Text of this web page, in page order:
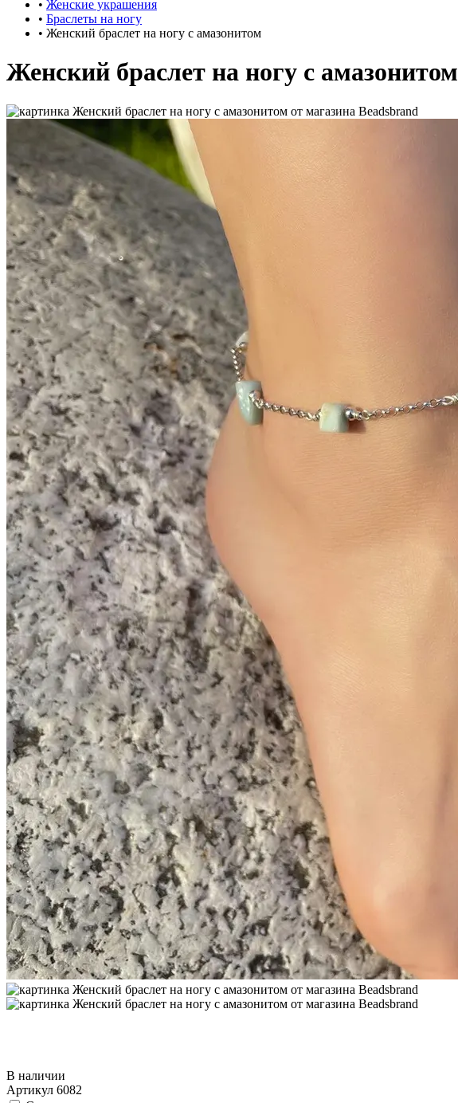
• Женские украшения
• Браслеты на ногу
• Женский браслет на ногу с амазонитом
Женский браслет на ногу с амазонитом
В наличии
Артикул 6082